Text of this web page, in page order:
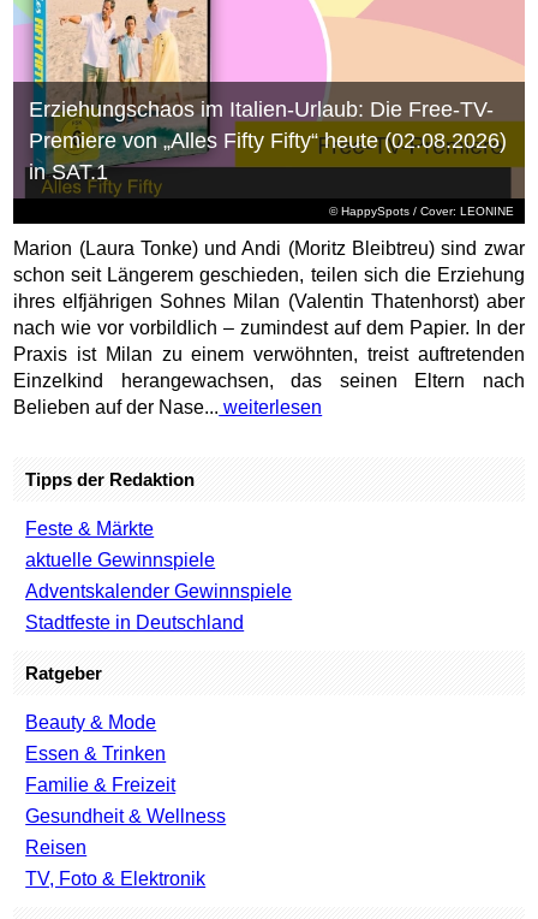
© HappySpots / Cover: LEONINE
Erziehungschaos im Italien-Urlaub: Die Free-TV-
Premiere von „Alles Fifty Fifty“ heute (02.08.2026)
in SAT.1
Marion (Laura Tonke) und Andi (Moritz Bleibtreu) sind zwar
schon seit Längerem geschieden, teilen sich die Erziehung
ihres elfjährigen Sohnes Milan (Valentin Thatenhorst) aber
nach wie vor vorbildlich – zumindest auf dem Papier. In der
Praxis ist Milan zu einem verwöhnten, treist auftretenden
Einzelkind herangewachsen, das seinen Eltern nach
Belieben auf der Nase... weiterlesen
Tipps der Redaktion
Feste & Märkte
aktuelle Gewinnspiele
Adventskalender Gewinnspiele
Stadtfeste in Deutschland
Ratgeber
Beauty & Mode
Essen & Trinken
Familie & Freizeit
Gesundheit & Wellness
Reisen
TV, Foto & Elektronik